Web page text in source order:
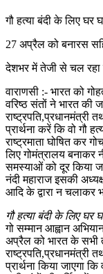
गौ हत्या बंदी के लिए घर
27 अप्रैल को बनारस
देशभर में तेजी से चल रहा
वाराणसी :- भारत को
वरिष्ठ संतों ने भारत की
प्रार्थना करें कि वो गौ
राष्ट्रमाता घोषित कर
लिए गोमंत्रालय बनाकर
समस्याओं को दूर किया
नंदी महाराज इसकी
आदि के द्वारा न चलाकर
गौ हत्या बंदी के लिए घर
गो सम्मान आह्वान
अप्रैल को भारत के सभी
प्रार्थना किया जाएगा